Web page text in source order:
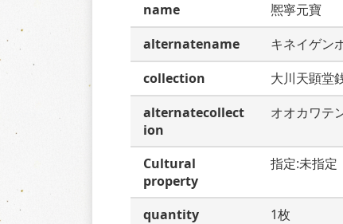
name
熈寧元寶
alternatename
キネイゲン
collection
大川天顕堂
alternatecollect
ion
オオカワテ
Cultural
property
指定:未指定
quantity
1枚